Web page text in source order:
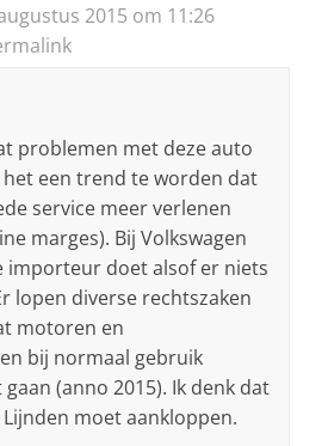
2015 om 11:26
problemen met deze auto
een trend te worden dat
service meer verlenen
marges). Bij Volkswagen
importeur doet alsof er niets
lopen diverse rechtszaken
motoren en
bij normaal gebruik
(anno 2015). Ik denk dat
moet aankloppen.